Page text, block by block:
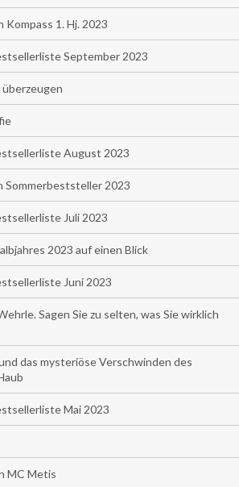
1. Hj. 2023
September 2023
August 2023
Sommerbeststeller 2023
Juli 2023
2023 auf einen Blick
Juni 2023
Sagen Sie zu selten, was Sie wirklich
das mysteriöse Verschwinden des
Mai 2023
MC Metis